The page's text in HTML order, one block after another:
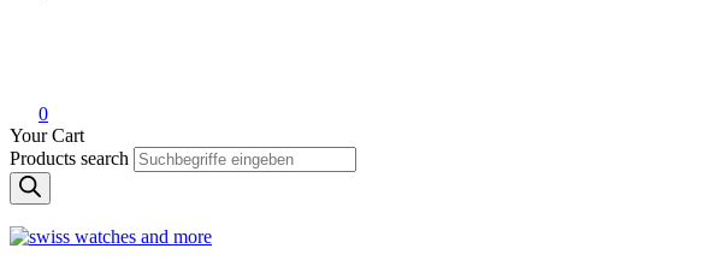
0
Your Cart
Products search